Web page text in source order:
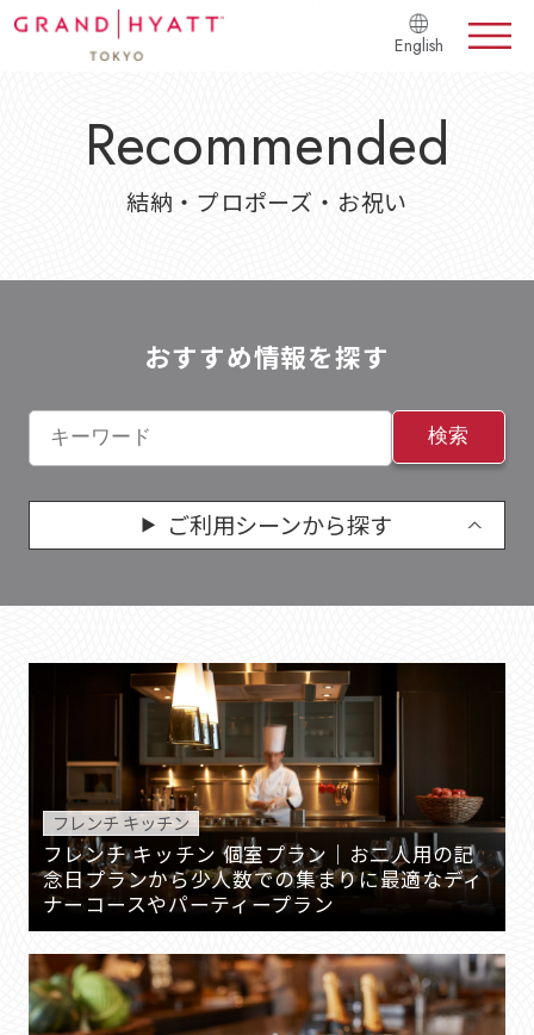
English
Recommended
結納・プロポーズ・お祝い
おすすめ情報を探す
検索
ご利用シーンから探す
フレンチ キッチン
フレンチ キッチン 個室プラン｜お二人用の記
念日プランから少人数での集まりに最適なディ
ナーコースやパーティープラン